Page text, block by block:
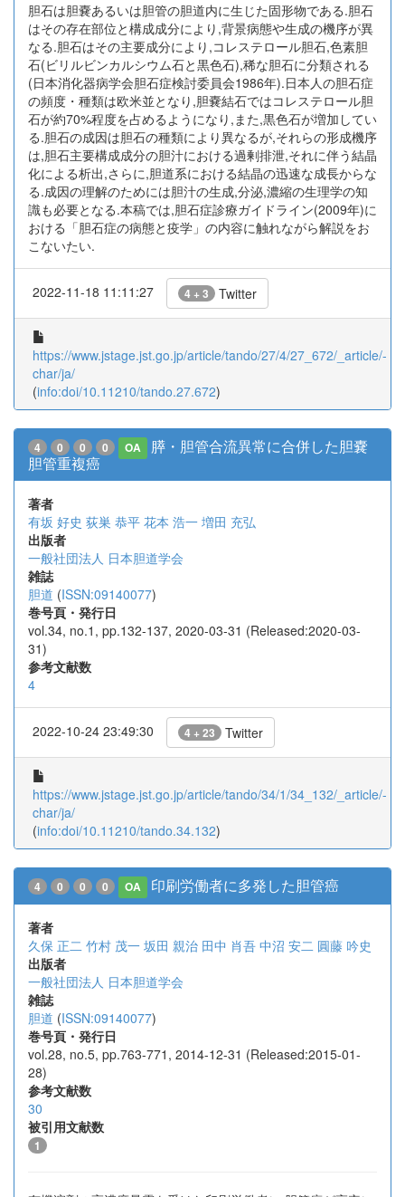
胆石は胆嚢あるいは胆管の胆道内に生じた固形物である.胆石
はその存在部位と構成成分により,背景病態や生成の機序が異
なる.胆石はその主要成分により,コレステロール胆石,色素胆
石(ビリルビンカルシウム石と黒色石),稀な胆石に分類される
(日本消化器病学会胆石症検討委員会1986年).日本人の胆石症
の頻度・種類は欧米並となり,胆嚢結石ではコレステロール胆
石が約70%程度を占めるようになり,また,黒色石が増加してい
る.胆石の成因は胆石の種類により異なるが,それらの形成機序
は,胆石主要構成成分の胆汁における過剰排泄,それに伴う結晶
化による析出,さらに,胆道系における結晶の迅速な成長からな
る.成因の理解のためには胆汁の生成,分泌,濃縮の生理学の知
識も必要となる.本稿では,胆石症診療ガイドライン(2009年)に
おける「胆石症の病態と疫学」の内容に触れながら解説をお
こないたい.
2022-11-18 11:11:27 4 + 3 Twitter
https://www.jstage.jst.go.jp/article/tando/27/4/27_672/_article/-
char/ja/
(info:doi/10.11210/tando.27.672)
4 0 0 0 OA
膵・胆管合流異常に合併した胆嚢
胆管重複癌
著者
有坂 好史 荻巣 恭平 花本 浩一 増田 充弘
出版者
一般社団法人 日本胆道学会
雑誌
胆道 (ISSN:09140077)
巻号頁・発行日
vol.34, no.1, pp.132-137, 2020-03-31 (Released:2020-03-
31)
参考文献数
4
2022-10-24 23:49:30 4 + 23 Twitter
https://www.jstage.jst.go.jp/article/tando/34/1/34_132/_article/-
char/ja/
(info:doi/10.11210/tando.34.132)
4 0 0 0 OA 印刷労働者に多発した胆管癌
著者
久保 正二 竹村 茂一 坂田 親治 田中 肖吾 中沼 安二 圓藤 吟史
出版者
一般社団法人 日本胆道学会
雑誌
胆道 (ISSN:09140077)
巻号頁・発行日
vol.28, no.5, pp.763-771, 2014-12-31 (Released:2015-01-
28)
参考文献数
30
被引用文献数
1